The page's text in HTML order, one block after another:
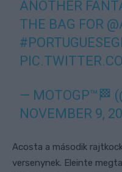
ANOTHER
THE BAG FOR
— MOTOGP™🏁
NOVEMBER 9,
Acosta a második
versenynek. Eleinte